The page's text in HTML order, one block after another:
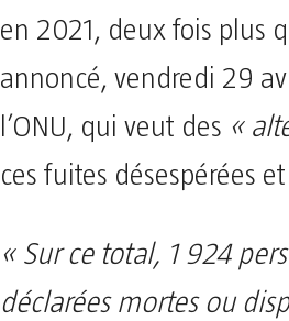
en 2021, deux fois plus
annoncé, vendredi 29
l’ONU, qui veut des «
ces fuites désespérées
« Sur ce total, 1 924
déclarées mortes ou